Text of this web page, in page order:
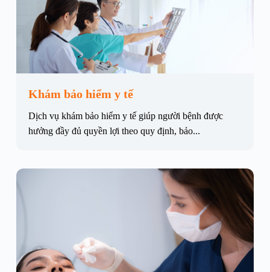
Khám bảo hiểm y tế
Dịch vụ khám bảo hiểm y tế giúp người bệnh được
hưởng đầy đủ quyền lợi theo quy định, bảo...